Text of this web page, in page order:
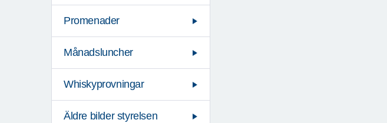
Promenader
Månadsluncher
Whiskyprovningar
Äldre bilder styrelsen